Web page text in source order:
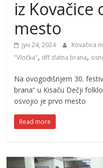
iz
mesto
јун 24, 2024 Kovačica
"Vločka", dff zlatna brana,
Na ovogodišnjem 30.
brana“ u Kisaču Dečji
osvojio je prvo mesto
Read more